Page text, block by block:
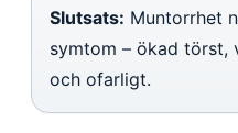
Slutsats: Muntorrhet
symtom – ökad
och ofarligt.